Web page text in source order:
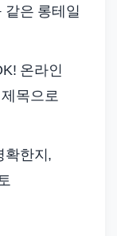
같은 롱테일
온라인
목으로
확한지,